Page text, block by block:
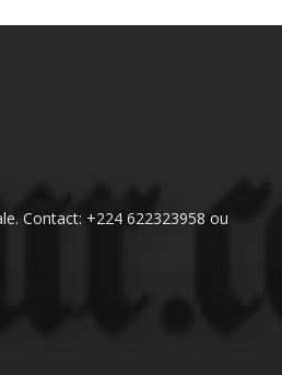
Contact: +224 622323958 ou